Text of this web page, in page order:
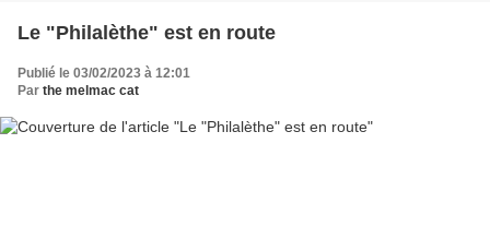
Le "Philalèthe" est en route
Publié le 03/02/2023 à 12:01
Par the melmac cat